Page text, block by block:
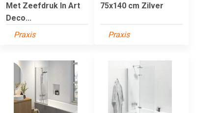
Met Zeefdruk In Art
Deco...
Praxis
75x140 cm Zilver
Praxis